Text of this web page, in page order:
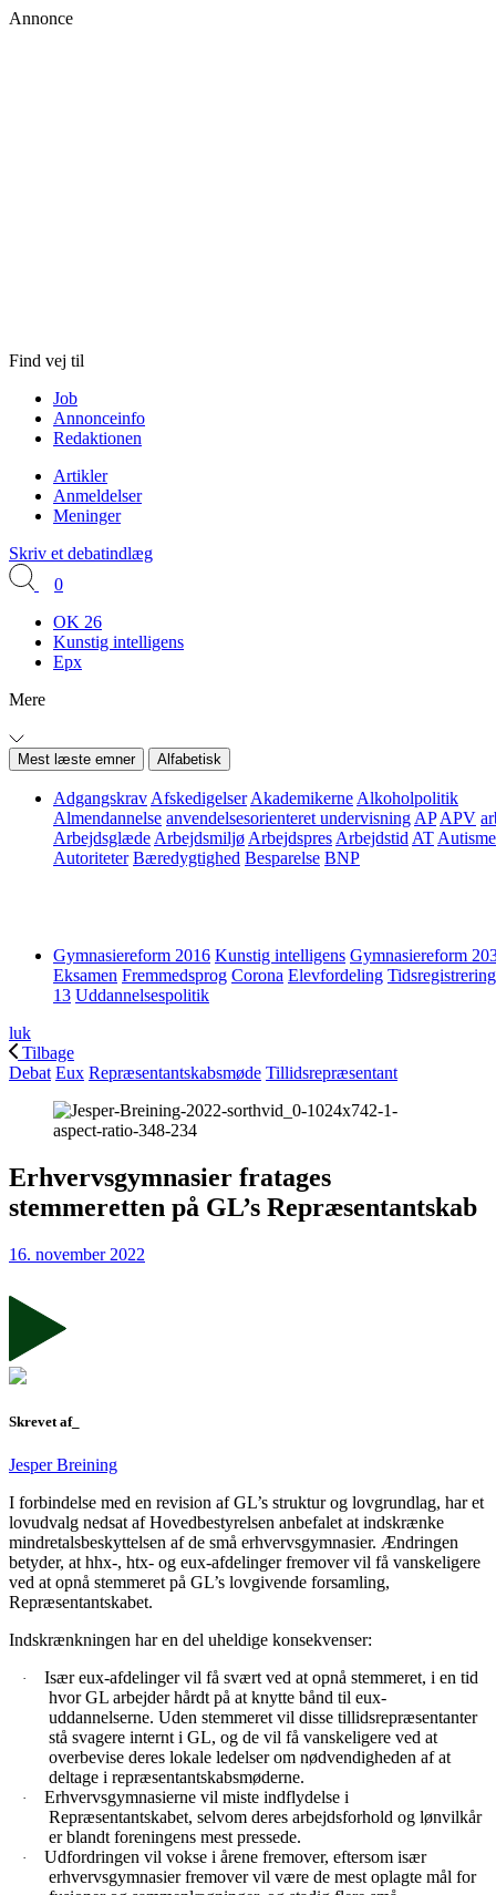
Annonce
Find vej til
Job
Annonceinfo
Redaktionen
Artikler
Anmeldelser
Meninger
Skriv et debatindlæg
0
OK 26
Kunstig intelligens
Epx
Mere
Mest læste emner Alfabetisk
Adgangskrav Afskedigelser Akademikerne Alkoholpolitik
Almendannelse anvendelsesorienteret undervisning AP APV
Arbejdsglæde Arbejdsmiljø Arbejdspres Arbejdstid AT Autisme
Autoriteter Bæredygtighed Besparelse BNP
Gymnasiereform 2016 Kunstig intelligens Gymnasiereform
Eksamen Fremmedsprog Corona Elevfordeling Tidsregistrering
13 Uddannelsespolitik
luk
Tilbage
Debat Eux Repræsentantskabsmøde Tillidsrepræsentant
Erhvervsgymnasier fratages
stemmeretten på GL’s Repræsentantskab
16. november 2022
Skrevet af_
Jesper Breining
I forbindelse med en revision af GL’s struktur og lovgrundlag, har et
lovudvalg nedsat af Hovedbestyrelsen anbefalet at indskrænke
mindretalsbeskyttelsen af de små erhvervsgymnasier. Ændringen
betyder, at hhx-, htx- og eux-afdelinger fremover vil få vanskeligere
ved at opnå stemmeret på GL’s lovgivende forsamling,
Repræsentantskabet.
Indskrænkningen har en del uheldige konsekvenser:
·
Især eux-afdelinger vil få svært ved at opnå stemmeret, i en tid
hvor GL arbejder hårdt på at knytte bånd til eux-
uddannelserne. Uden stemmeret vil disse tillidsrepræsentanter
stå svagere internt i GL, og de vil få vanskeligere ved at
overbevise deres lokale ledelser om nødvendigheden af at
deltage i repræsentantskabsmøderne.
·
Erhvervsgymnasierne vil miste indflydelse i
Repræsentantskabet, selvom deres arbejdsforhold og lønvilkår
er blandt foreningens mest pressede.
·
Udfordringen vil vokse i årene fremover, eftersom især
erhvervsgymnasier fremover vil være de mest oplagte mål for